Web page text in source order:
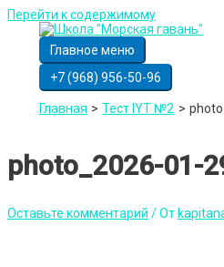
Перейти к содержимому
Главное меню
+7 (968) 956-50-96
Главная Тест IYT №2
photo_2026-01-
Оставьте комментарий / От